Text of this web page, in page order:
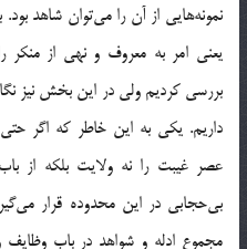
نمونه‌هايی از آن را می‌توان شاهد
يعنی امر به معروف و نهی از منکر
بررسی کرديم ولی در اين بخش نيز
داريم. يکی به اين خاطر که اگر
عصر غيبت را نه ولايت بلکه از
بی‌حجابی در اين محدوده قرار
مجموع ادله و شواهد در باب